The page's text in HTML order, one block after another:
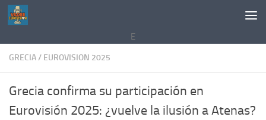
Saltar al contenido
E
GRECIA/ EUROVISION 2025
Grecia confirma su participación en
Eurovisión 2025: ¿vuelve la ilusión a Atenas?